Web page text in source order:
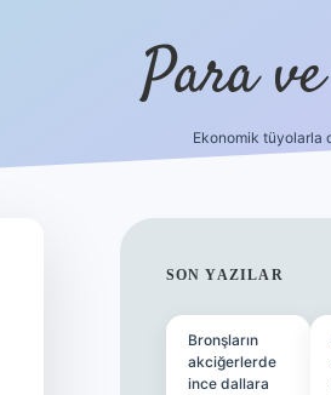
Para
Ekonomik tüyolarla
SON YAZILAR
Bronşların
akciğerlerde
ince dallara